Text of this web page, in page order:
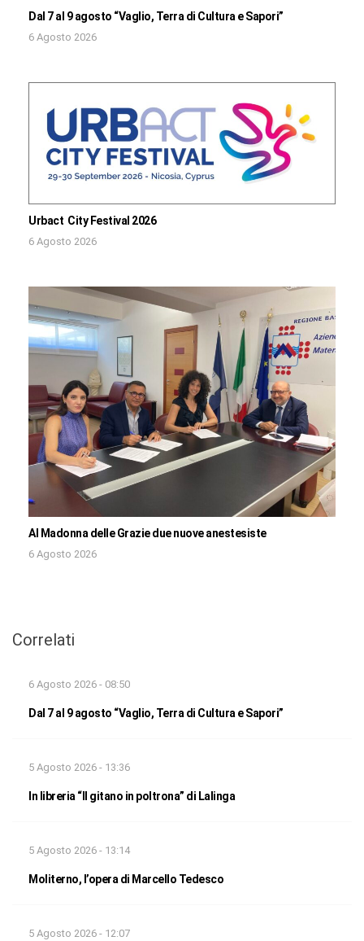
Dal 7 al 9 agosto “Vaglio, Terra di Cultura e Sapori”
6 Agosto 2026
Urbact City Festival 2026
6 Agosto 2026
Al Madonna delle Grazie due nuove anestesiste
6 Agosto 2026
Correlati
6 Agosto 2026 - 08:50
Dal 7 al 9 agosto “Vaglio, Terra di Cultura e Sapori”
5 Agosto 2026 - 13:36
In libreria “Il gitano in poltrona” di Lalinga
5 Agosto 2026 - 13:14
Moliterno, l’opera di Marcello Tedesco
5 Agosto 2026 - 12:07